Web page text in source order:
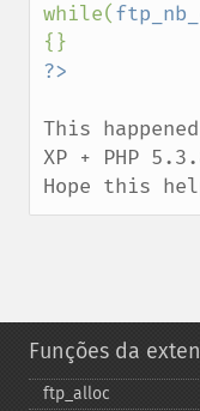
while(
This
XP + PHP
Hope this
Funções da
ftp_​alloc